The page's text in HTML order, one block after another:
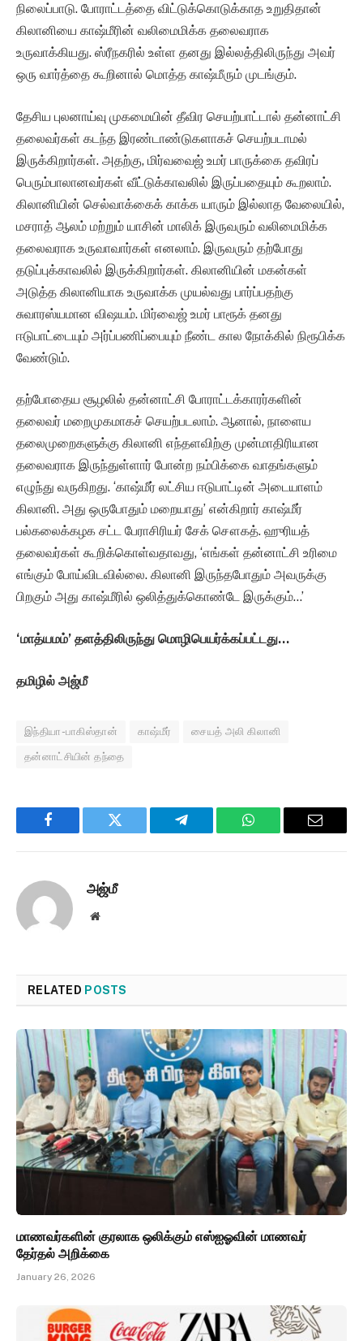
நிலைப்பாடு. போராட்டத்தை விட்டுக்கொடுக்காத உறுதிதான்
கிலானியை காஷ்மீரின் வலிமைமிக்க தலைவராக
உருவாக்கியது. ஸ்ரீநகரில் உள்ள தனது இல்லத்திலிருந்து அவர்
ஒரு வார்த்தை கூறினால் மொத்த காஷ்மீரும் முடங்கும்.
தேசிய புலனாய்வு முகமையின் தீவிர செயற்பாட்டால் தன்னாட்சி
தலைவர்கள் கடந்த இரண்டாண்டுகளாகச் செயற்படாமல்
இருக்கிறார்கள். அதற்கு, மிர்வவைஜ் உமர் பாருக்கை தவிரப்
பெரும்பாலானவர்கள் வீட்டுக்காவலில் இருப்பதையும் கூறலாம்.
கிலானியின் செல்வாக்கைக் காக்க யாரும் இல்லாத வேலையில்,
மசராத் ஆலம் மற்றும் யாசின் மாலிக் இருவரும் வலிமைமிக்க
தலைவராக உருவாவார்கள் எனலாம். இருவரும் தற்போது
தடுப்புக்காவலில் இருக்கிறார்கள். கிலானியின் மகன்கள்
அடுத்த கிலானியாக உருவாக்க முயல்வது பார்ப்பதற்கு
சுவாரஸ்யமான விஷயம். மிர்வைஜ் உமர் பாரூக் தனது
ஈடுபாட்டையும் அர்ப்பணிப்பையும் நீண்ட கால நோக்கில் நிரூபிக்க
வேண்டும்.
தற்போதைய சூழலில் தன்னாட்சி போராட்டக்காரர்களின்
தலைவர் மறைமுகமாகச் செயற்படலாம். ஆனால், நாளைய
தலைமுறைகளுக்கு கிலானி எந்தளவிற்கு முன்மாதிரியான
தலைவராக இருந்துள்ளார் போன்ற நம்பிக்கை வாதங்களும்
எழுந்து வருகிறது. ‘காஷ்மீர் லட்சிய ஈடுபாட்டின் அடையாளம்
கிலானி. அது ஒருபோதும் மறையாது’ என்கிறார் காஷ்மீர்
பல்கலைக்கழக சட்ட பேராசிரியர் சேக் சௌகத். ஹுரியத்
தலைவர்கள் கூறிக்கொள்வதாவது, ‘எங்கள் தன்னாட்சி உரிமை
எங்கும் போய்விடவில்லை. கிலானி இருந்தபோதும் அவருக்கு
பிறகும் அது காஷ்மீரில் ஒலித்துக்கொண்டே இருக்கும்…’
‘மாத்யமம்’ தளத்திலிருந்து மொழிபெயர்க்கப்பட்டது…
தமிழில் அஜ்மீ
இந்தியா-பாகிஸ்தான் காஷ்மீர் சையத் அலி கிலானி
தன்னாட்சியின் தந்தை
Facebook Twitter Telegram WhatsApp Email
அஜ்மீ
Website
RELATED POSTS
மாணவர்களின் குரலாக ஒலிக்கும் எஸ்ஐஓவின் மாணவர்
தேர்தல் அறிக்கை
January 26, 2026